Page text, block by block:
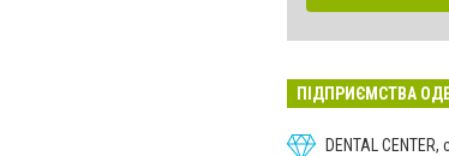
ПІДПРИЄМСТВА
DENTAL